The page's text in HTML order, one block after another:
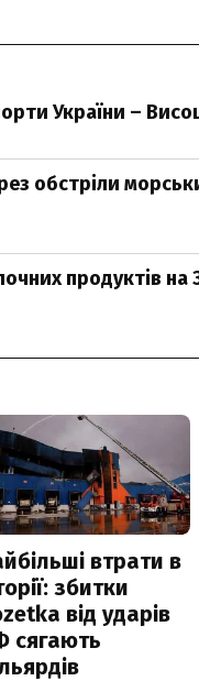
України –
обстріли
продуктів на
втрати в
збитки
від ударів
сягають